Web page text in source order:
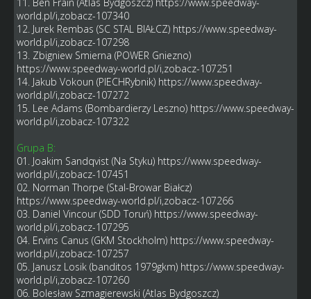
world.pl/i,zobacz-107340
12. Jurek Rembas (SC STAL BIAŁCZ) https://www.speedway-
world.pl/i,zobacz-107298
13. Zbigniew Smierna (POWER Gniezno)
https://www.speedway-world.pl/i,zobacz-107251
14. Jakub Vokoun (PIECHRybnik) https://www.speedway-
world.pl/i,zobacz-107272
15. Lee Adams (Bombardierzy Leszno) https://www.speedway-
world.pl/i,zobacz-107322
Grupa B:
01. Joakim Sandqvist (Na Styku) https://www.speedway-
world.pl/i,zobacz-107451
02. Norman Thorpe (Stal-Browar Białcz)
https://www.speedway-world.pl/i,zobacz-107266
03. Daniel Vincour (SDD Toruń) https://www.speedway-
world.pl/i,zobacz-107295
04. Ervins Canus (GKM Stockholm) https://www.speedway-
world.pl/i,zobacz-107257
05. Janusz Losik (banditos 1979gkm) https://www.speedway-
world.pl/i,zobacz-107260
06. Bolesław Szmagierewski (Atlas Bydgoszcz)